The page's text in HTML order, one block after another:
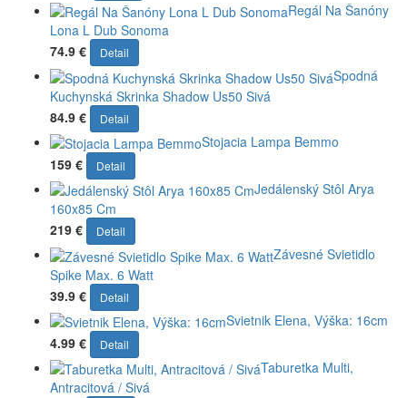
Regál Na Šanóny
Lona L Dub Sonoma
74.9 €
Detail
Spodná
Kuchynská Skrinka Shadow Us50 Sivá
84.9 €
Detail
Stojacia Lampa Bemmo
159 €
Detail
Jedálenský Stôl Arya
160x85 Cm
219 €
Detail
Závesné Svietidlo
Spike Max. 6 Watt
39.9 €
Detail
Svietnik Elena, Výška: 16cm
4.99 €
Detail
Taburetka Multi,
Antracitová / Sivá